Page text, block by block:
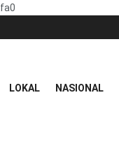
LOKAL NASIONAL